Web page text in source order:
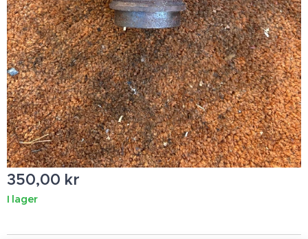
350,00 kr
I lager